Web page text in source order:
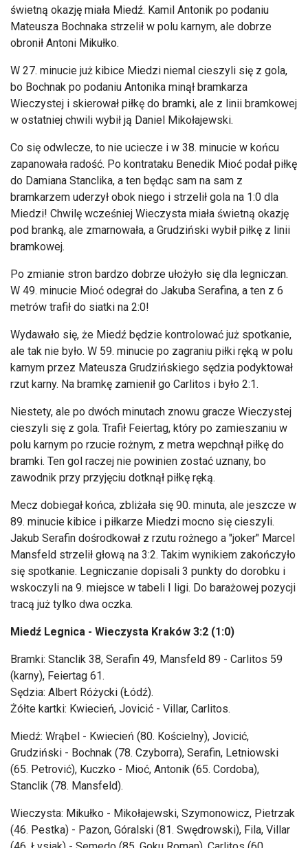
świetną okazję miała Miedź. Kamil Antonik po podaniu
Mateusza Bochnaka strzelił w polu karnym, ale dobrze
obronił Antoni Mikułko.
W 27. minucie już kibice Miedzi niemal cieszyli się z gola,
bo Bochnak po podaniu Antonika minął bramkarza
Wieczystej i skierował piłkę do bramki, ale z linii bramkowej
w ostatniej chwili wybił ją Daniel Mikołajewski.
Co się odwlecze, to nie uciecze i w 38. minucie w końcu
zapanowała radość. Po kontrataku Benedik Mioć podał piłkę
do Damiana Stanclika, a ten będąc sam na sam z
bramkarzem uderzył obok niego i strzelił gola na 1:0 dla
Miedzi! Chwilę wcześniej Wieczysta miała świetną okazję
pod branką, ale zmarnowała, a Grudziński wybił piłkę z linii
bramkowej.
Po zmianie stron bardzo dobrze ułożyło się dla legniczan.
W 49. minucie Mioć odegrał do Jakuba Serafina, a ten z 6
metrów trafił do siatki na 2:0!
Wydawało się, że Miedź będzie kontrolować już spotkanie,
ale tak nie było. W 59. minucie po zagraniu piłki ręką w polu
karnym przez Mateusza Grudzińskiego sędzia podyktował
rzut karny. Na bramkę zamienił go Carlitos i było 2:1.
Niestety, ale po dwóch minutach znowu gracze Wieczystej
cieszyli się z gola. Trafił Feiertag, który po zamieszaniu w
polu karnym po rzucie rożnym, z metra wepchnął piłkę do
bramki. Ten gol raczej nie powinien zostać uznany, bo
zawodnik przy przyjęciu dotknął piłkę ręką.
Mecz dobiegał końca, zbliżała się 90. minuta, ale jeszcze w
89. minucie kibice i piłkarze Miedzi mocno się cieszyli.
Jakub Serafin dośrodkował z rzutu rożnego a "joker" Marcel
Mansfeld strzelił głową na 3:2. Takim wynikiem zakończyło
się spotkanie. Legniczanie dopisali 3 punkty do dorobku i
wskoczyli na 9. miejsce w tabeli I ligi. Do barażowej pozycji
tracą już tylko dwa oczka.
Miedź Legnica - Wieczysta Kraków 3:2 (1:0)
Bramki: Stanclik 38, Serafin 49, Mansfeld 89 - Carlitos 59
(karny), Feiertag 61.
Sędzia: Albert Różycki (Łódź).
Żółte kartki: Kwiecień, Jovicić - Villar, Carlitos.
Miedź: Wrąbel - Kwiecień (80. Kościelny), Jovicić,
Grudziński - Bochnak (78. Czyborra), Serafin, Letniowski
(65. Petrović), Kuczko - Mioć, Antonik (65. Cordoba),
Stanclik (78. Mansfeld).
Wieczysta: Mikułko - Mikołajewski, Szymonowicz, Pietrzak
(46. Pestka) - Pazon, Góralski (81. Swędrowski), Fila, Villar